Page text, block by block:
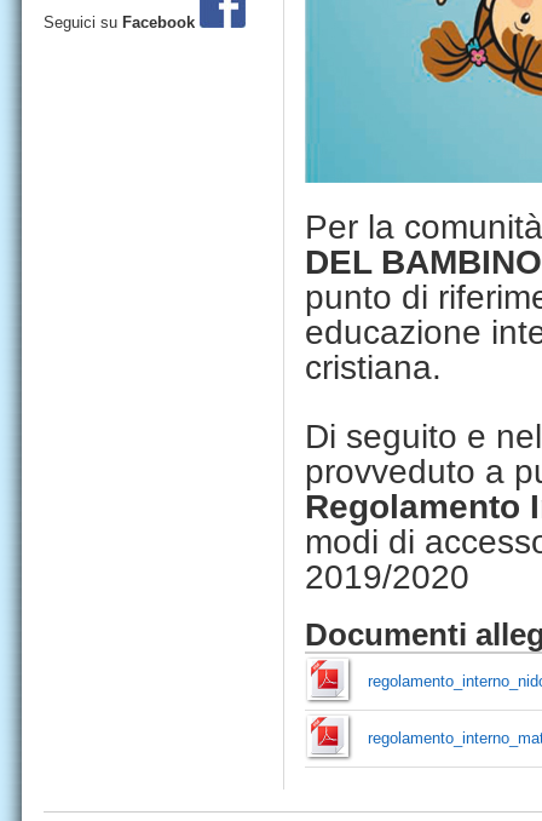
Per la
DEL
punto di
educazione
cristiana.
Di seguito e
provveduto a
Regolamento
modi di
2019/2020
Documenti
Seguici su Facebook